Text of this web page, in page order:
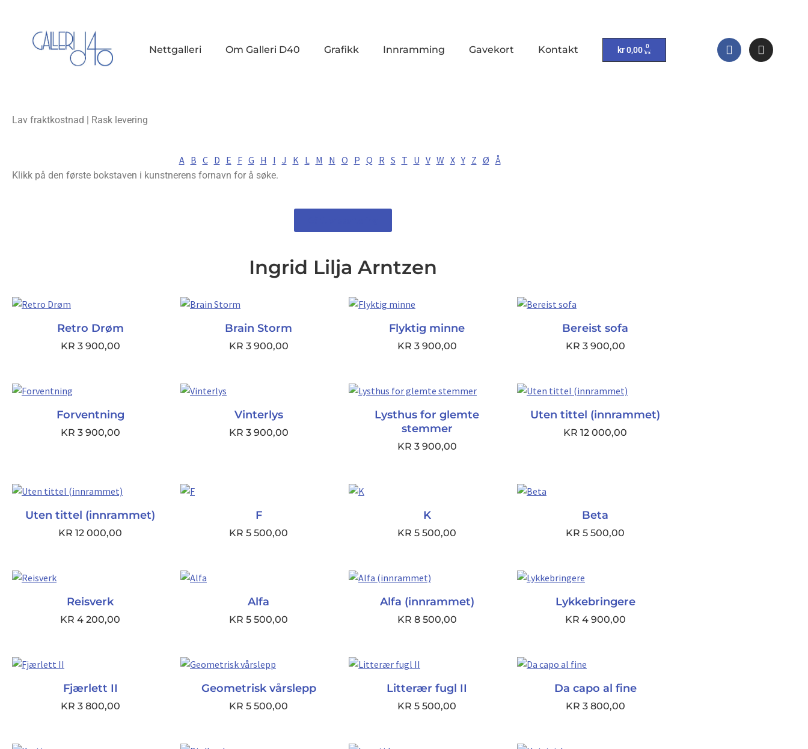
Nettgalleri Om Galleri D40 Grafikk Innramming Gavekort Kontakt kr0,00 0
Lav fraktkostnad | Rask levering
A B C D E F G H I J K L M N O P Q R S T U V W X Y Z Ø Å
Klikk på den første bokstaven i kunstnerens fornavn for å søke.
Ingrid Lilja Arntzen
Retro Drøm
KR 3 900,00
Brain Storm
KR 3 900,00
Flyktig minne
KR 3 900,00
Bereist sofa
KR 3 900,00
Forventning
KR 3 900,00
Vinterlys
KR 3 900,00
Lysthus for glemte
stemmer
KR 3 900,00
Uten tittel (innrammet)
KR 12 000,00
Uten tittel (innrammet)
KR 12 000,00
F
KR 5 500,00
K
KR 5 500,00
Beta
KR 5 500,00
Reisverk
KR 4 200,00
Alfa
KR 5 500,00
Alfa (innrammet)
KR 8 500,00
Lykkebringere
KR 4 900,00
Fjærlett II
KR 3 800,00
Geometrisk vårslepp
KR 5 500,00
Litterær fugl II
KR 5 500,00
Da capo al fine
KR 3 800,00